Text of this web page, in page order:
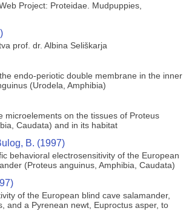
Project: Proteidae. Mudpuppies,
prof. dr. Albina Seliškarja
endo-periotic double membrane in the inner
(Urodela, Amphibia)
microelements on the tissues of Proteus
Caudata) and in its habitat
B. (1997)
behavioral electrosensitivity of the European
(Proteus anguinus, Amphibia, Caudata)
of the European blind cave salamander,
and a Pyrenean newt, Euproctus asper, to